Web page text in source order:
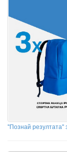
"Познай